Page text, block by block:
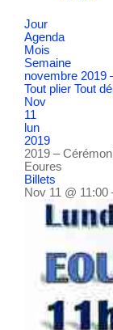
Jour
Agenda
Mois
Semaine
novembre 2019
Tout plier Tout
Nov
11
lun
2019
2019 –
Eoures
Billets
Nov 11 @ 11:00